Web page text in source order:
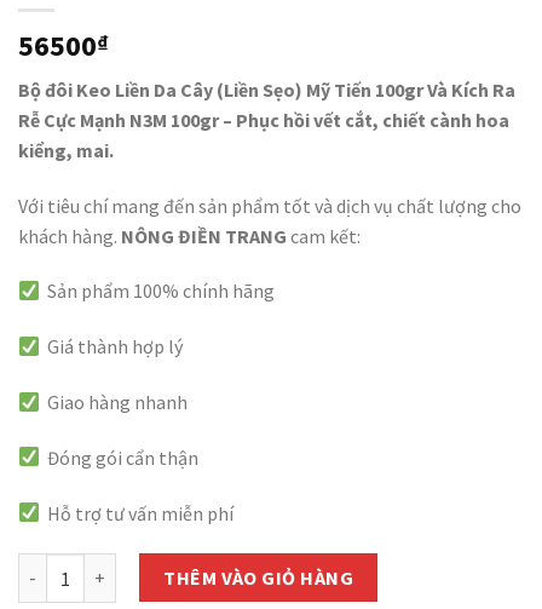
56500₫
Bộ đôi Keo Liền Da Cây (Liền Sẹo) Mỹ Tiến 100gr Và Kích Ra
Rễ Cực Mạnh N3M 100gr – Phục hồi vết cắt, chiết cành hoa
kiểng, mai.
Với tiêu chí mang đến sản phẩm tốt và dịch vụ chất lượng cho
khách hàng. NÔNG ĐIỀN TRANG cam kết:
Sản phẩm 100% chính hãng
Giá thành hợp lý
Giao hàng nhanh
Đóng gói cẩn thận
Hỗ trợ tư vấn miễn phí
Bộ đôi Keo Liền Da Cây (Liền Sẹo) Mỹ Tiến 100gr Và Kích Ra Rễ
THÊM VÀO GIỎ HÀNG